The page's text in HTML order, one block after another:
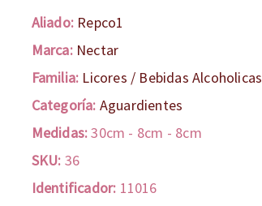
Aliado: Repco1
Marca: Nectar
Familia: Licores / Bebidas Alcoholicas
Categoría: Aguardientes
Medidas:30cm - 8cm - 8cm
SKU: 36
Identificador: 11016